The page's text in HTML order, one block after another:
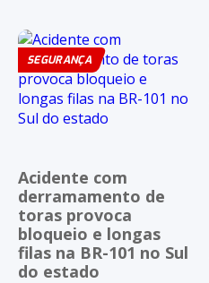
SEGURANÇA
Acidente com
derramamento de
toras provoca
bloqueio e longas
filas na BR-101 no Sul
do estado